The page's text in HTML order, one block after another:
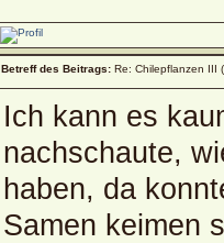
Betreff des Beitrags: Re: Chilepflanzen III
Ich kann es
nachschaute,
haben, da
Samen keimen